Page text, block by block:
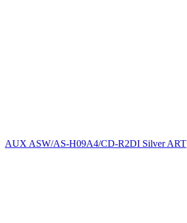
AUX ASW/AS-H09A4/CD-R2DI Silver ART